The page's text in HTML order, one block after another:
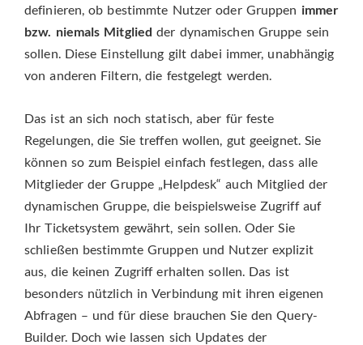
definieren, ob bestimmte Nutzer oder Gruppen immer
bzw. niemals Mitglied der dynamischen Gruppe sein
sollen. Diese Einstellung gilt dabei immer, unabhängig
von anderen Filtern, die festgelegt werden.
Das ist an sich noch statisch, aber für feste
Regelungen, die Sie treffen wollen, gut geeignet. Sie
können so zum Beispiel einfach festlegen, dass alle
Mitglieder der Gruppe „Helpdesk“ auch Mitglied der
dynamischen Gruppe, die beispielsweise Zugriff auf
Ihr Ticketsystem gewährt, sein sollen. Oder Sie
schließen bestimmte Gruppen und Nutzer explizit
aus, die keinen Zugriff erhalten sollen. Das ist
besonders nützlich in Verbindung mit ihren eigenen
Abfragen – und für diese brauchen Sie den Query-
Builder. Doch wie lassen sich Updates der